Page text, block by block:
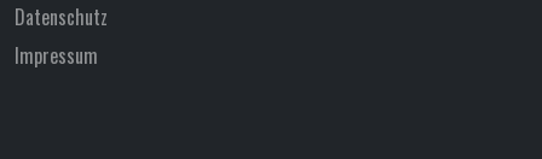
Datenschutz
Impressum